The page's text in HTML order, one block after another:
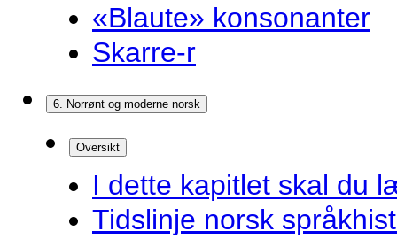
«Blaute» konsonanter
Skarre-r
6. Norrønt og moderne norsk
Oversikt
I dette kapitlet skal du
Tidslinje norsk